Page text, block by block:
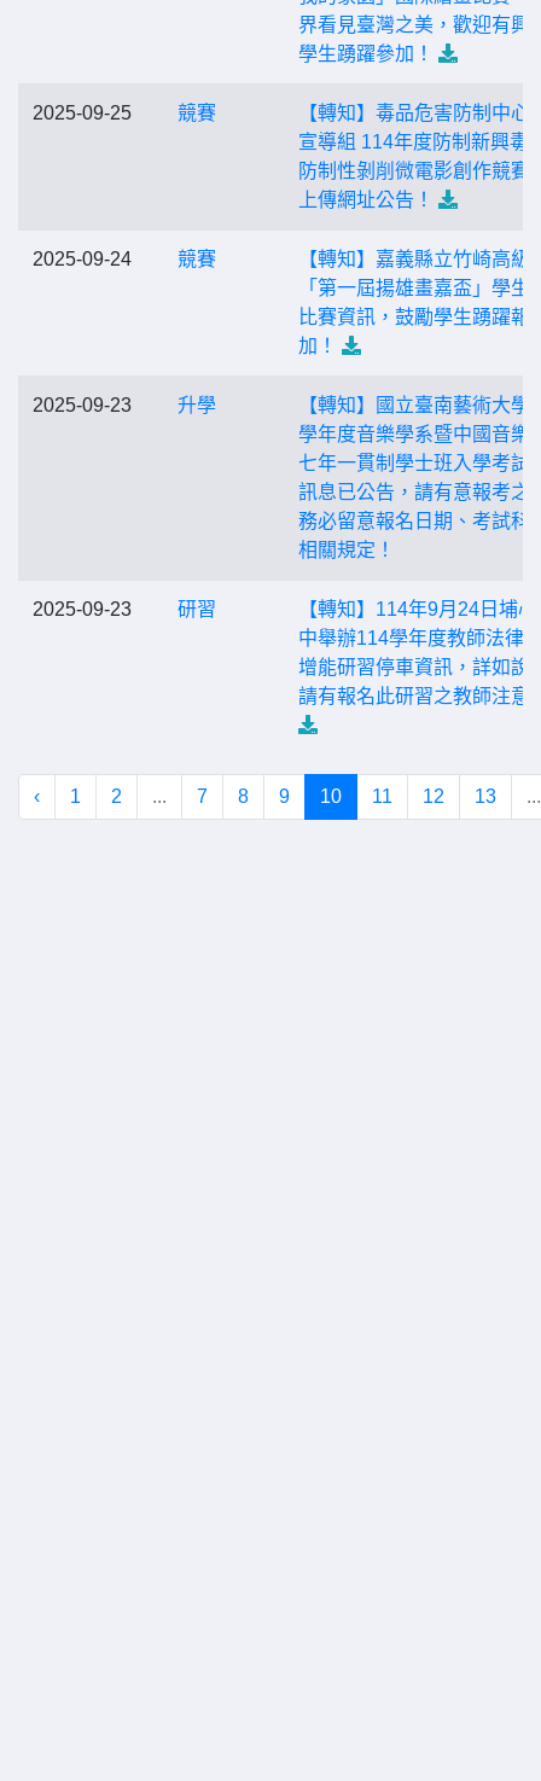
界看見臺灣之美，歡迎有興
學生踴躍參加！
2025-09-25 競賽
【轉知】毒品危害防制中心
宣導組 114年度防制新興毒
防制性剝削微電影創作競賽
上傳網址公告！
2025-09-24 競賽
【轉知】嘉義縣立竹崎高級
「第一屆揚雄畫嘉盃」學生
比賽資訊，鼓勵學生踴躍報
加！
2025-09-23 升學
【轉知】國立臺南藝術大學
學年度音樂學系暨中國音樂
七年一貫制學士班入學考試
訊息已公告，請有意報考之
務必留意報名日期、考試科
相關規定！
2025-09-23 研習
【轉知】114年9月24日埔
中舉辦114學年度教師法律
增能研習停車資訊，詳如說
請有報名此研習之教師注意
‹ 1 2 ... 7 8 9 10 11 12 13 ...